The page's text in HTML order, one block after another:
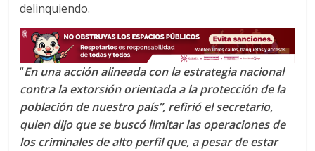
delinquiendo.
“En una acción alineada con la estrategia nacional
contra la extorsión orientada a la protección de la
población de nuestro país”, refirió el secretario,
quien dijo que se buscó limitar las operaciones de
los criminales de alto perfil que, a pesar de estar